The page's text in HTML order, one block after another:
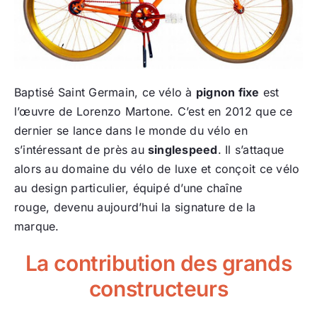
Baptisé Saint Germain, ce vélo à pignon fixe est
l’œuvre de Lorenzo Martone. C’est en 2012 que ce
dernier se lance dans le monde du vélo en
s’intéressant de près au singlespeed. Il s’attaque
alors au domaine du vélo de luxe et conçoit ce vélo
au design particulier, équipé d’une chaîne
rouge, devenu aujourd’hui la signature de la
marque.
La contribution des grands
constructeurs